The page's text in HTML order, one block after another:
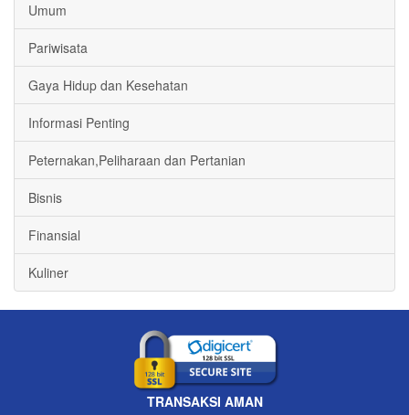
Umum
Pariwisata
Gaya Hidup dan Kesehatan
Informasi Penting
Peternakan,Peliharaan dan Pertanian
Bisnis
Finansial
Kuliner
TRANSAKSI AMAN